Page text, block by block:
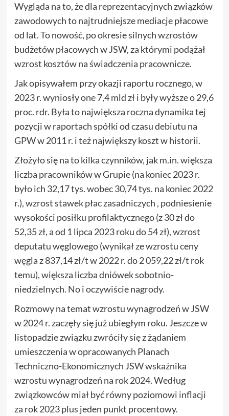
Wygląda na to, że dla reprezentacyjnych związków
zawodowych to najtrudniejsze mediacje płacowe
od lat. To nowość, po okresie silnych wzrostów
budżetów płacowych w JSW, za którymi podążał
wzrost kosztów na świadczenia pracownicze.
Jak opisywałem przy okazji raportu rocznego, w
2023 r. wyniosły one 7,4 mld zł i były wyższe o 29,6
proc. rdr. Była to największa roczna dynamika tej
pozycji w raportach spółki od czasu debiutu na
GPW w 2011 r. i też największy koszt w historii.
Złożyło się na to kilka czynników, jak m.in. większa
liczba pracowników w Grupie (na koniec 2023 r.
było ich 32,17 tys. wobec 30,74 tys. na koniec 2022
r.), wzrost stawek płac zasadniczych , podniesienie
wysokości posiłku profilaktycznego (z 30 zł do
52,35 zł, a od 1 lipca 2023 roku do 54 zł), wzrost
deputatu węglowego (wynikał ze wzrostu ceny
węgla z 837,14 zł/t w 2022 r. do 2 059,22 zł/t rok
temu), większa liczba dniówek sobotnio-
niedzielnych. No i oczywiście nagrody.
Rozmowy na temat wzrostu wynagrodzeń w JSW
w 2024 r. zaczęły się już ubiegłym roku. Jeszcze w
listopadzie związku zwróciły się z żądaniem
umieszczenia w opracowanych Planach
Techniczno-Ekonomicznych JSW wskaźnika
wzrostu wynagrodzeń na rok 2024. Według
związkowców miał być równy poziomowi inflacji
za rok 2023 plus jeden punkt procentowy.